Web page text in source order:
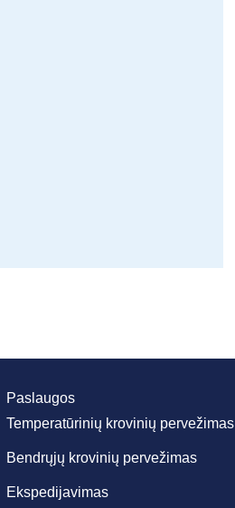
Paslaugos
Temperatūrinių krovinių pervežimas
Bendrųjų krovinių pervežimas
Ekspedijavimas